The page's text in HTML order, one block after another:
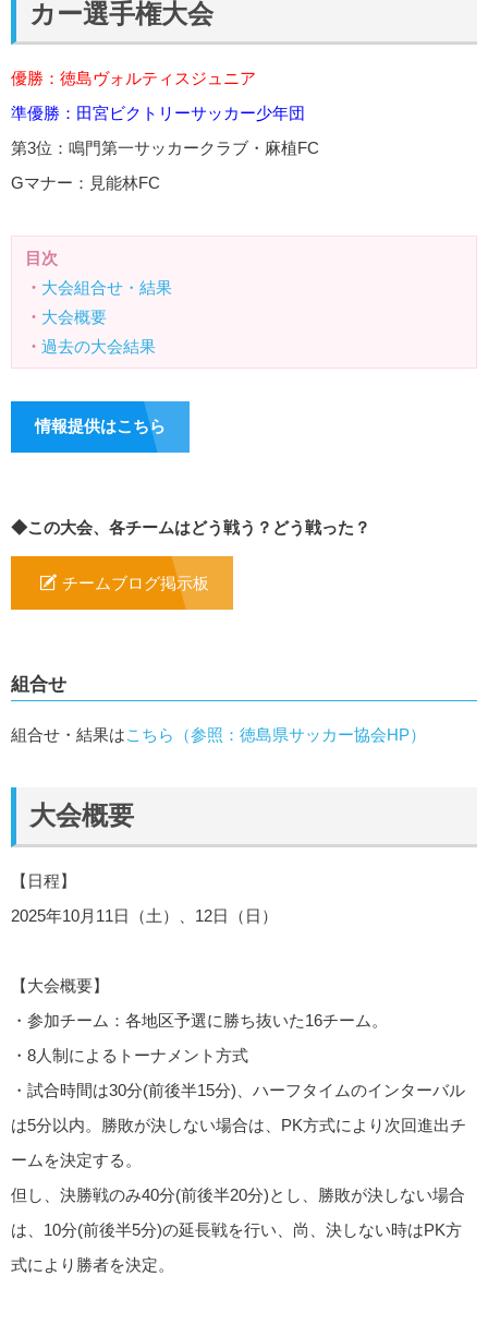
カー選手権大会
優勝：徳島ヴォルティスジュニア
準優勝：田宮ビクトリーサッカー少年団
第3位：鳴門第一サッカークラブ・麻植FC
Gマナー：見能林FC
目次
・ 大会組合せ・結果
・ 大会概要
・ 過去の大会結果
情報提供はこちら
◆この大会、各チームはどう戦う？どう戦った？
チームブログ掲示板
組合せ
組合せ・結果はこちら（参照：徳島県サッカー協会HP）
大会概要
【日程】
2025年10月11日（土）、12日（日）
【大会概要】
・参加チーム：各地区予選に勝ち抜いた16チーム。
・8人制によるトーナメント方式
・試合時間は30分(前後半15分)、ハーフタイムのインターバル
は5分以内。勝敗が決しない場合は、PK方式により次回進出チ
ームを決定する。
但し、決勝戦のみ40分(前後半20分)とし、勝敗が決しない場合
は、10分(前後半5分)の延長戦を行い、尚、決しない時はPK方
式により勝者を決定。